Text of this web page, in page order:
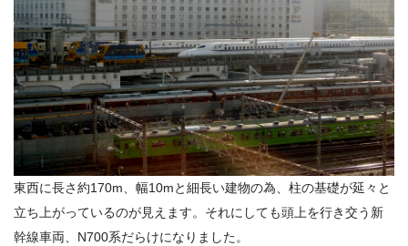
東西に長さ約170m、幅10mと細長い建物の為、柱の基礎が延々と
立ち上がっているのが見えます。それにしても頭上を行き交う新
幹線車両、N700系だらけになりました。